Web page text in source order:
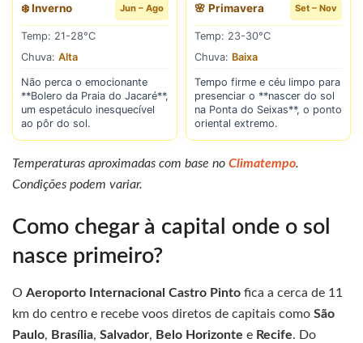
❄️ Inverno Jun – Ago
Temp: 21-28°C
Chuva: Alta
Não perca o emocionante
**Bolero da Praia do Jacaré**,
um espetáculo inesquecível
ao pôr do sol.
🌸 Primavera Set – Nov
Temp: 23-30°C
Chuva: Baixa
Tempo firme e céu limpo para
presenciar o **nascer do sol
na Ponta do Seixas**, o ponto
oriental extremo.
Temperaturas aproximadas com base no Climatempo.
Condições podem variar.
Como chegar à capital onde o sol
nasce primeiro?
O Aeroporto Internacional Castro Pinto fica a cerca de 11
km do centro e recebe voos diretos de capitais como São
Paulo, Brasília, Salvador, Belo Horizonte e Recife. Do